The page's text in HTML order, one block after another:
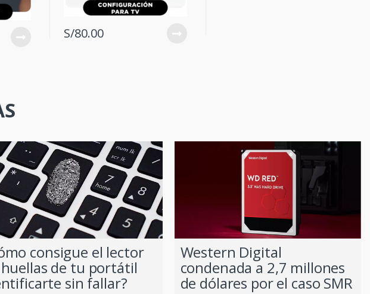
S/80.00
consigue el lector
de tu portátil
sin fallar?
Western Digital
condenada a 2,7 millones
de dólares por el caso SMR